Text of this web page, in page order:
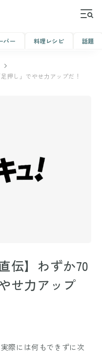
パー 料理レシピ 話題
押し」でやせ力アップだ！
伝】わずか70
せ力アップ
際には何もできずに次